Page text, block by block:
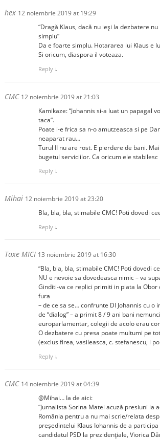
hex 12 noiembrie 2019 at 19:29
“Dragă Klaus, dacă nu ieși la dezbatere
simplu”
Da e foarte simplu. Hotararea lui Klaus e
Si oricum, diaspora il voteaza.
Reply ↓
CMC 12 noiembrie 2019 at 21:03
Kamikaze: “Johannis si-a luat un papagal
taca”.
Poate i-e frica sa n-o amutzeasca si pe
neaparat rau…
Turul II nu are rost. E pierdere de bani.
bugetul serviciilor. Ca oricum ele
Reply ↓
Mihai 12 noiembrie 2019 at 23:20
Bla, bla, bla, stimabile CMC! Poti dovedi
Reply ↓
Taxe MICI 13 noiembrie 2019 at 16:30
“Bla, bla, bla, stimabile CMC! Poti dovedi
NU e nevoie sa dovedeasca nimic – va
Ginditi-va ce replici primiti in piata la Obor
fura
– de ce sa se… confrunte Dl Johannis cu o
de “dialog” – a primit 8 / 9 ani bani
europarlamentar, colegii de acolo erau
O dezbatere cu presa poate multumi pe
(exclus firea, vasileasca, c. stefanescu, l
Reply ↓
CMC 14 noiembrie 2019 at 04:39
@Mihai… Ia de aici:
“Jurnalista Sorina Matei acuză presiuni la
România pentru a nu mai scrie/relata
președintelui Klaus Iohannis de a
candidatul PSD la prezidențiale, Viorica